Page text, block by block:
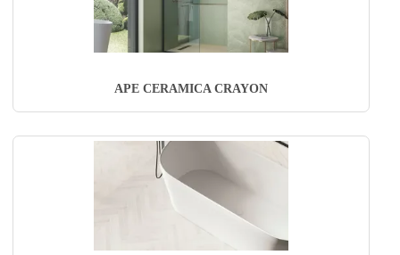
APE CERAMICA CRAYON